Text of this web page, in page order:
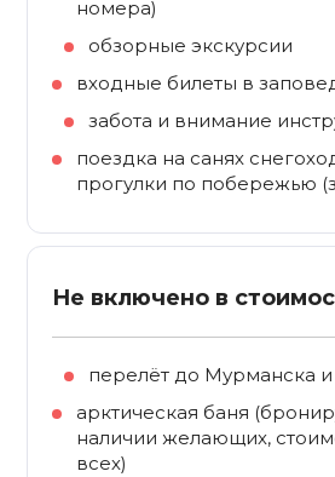
номера)
обзорные экскурсии
входные билеты в
забота и внимание
поездка на санях
прогулки по побережью
Не включено в
перелёт до Мурманска
арктическая баня
наличии желающих,
всех)